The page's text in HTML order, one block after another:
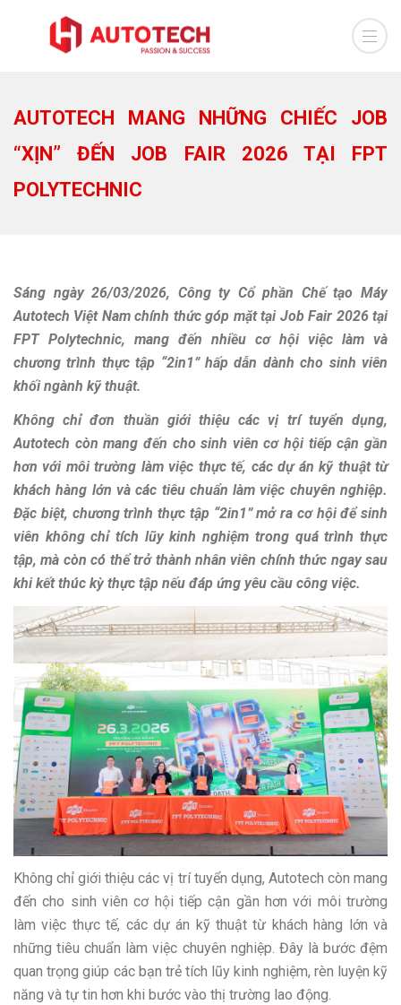
AUTOTECH MANG NHỮNG CHIẾC JOB
“XỊN” ĐẾN JOB FAIR 2026 TẠI FPT
POLYTECHNIC
Sáng ngày 26/03/2026, Công ty Cổ phần Chế tạo Máy
Autotech Việt Nam chính thức góp mặt tại Job Fair 2026 tại
FPT Polytechnic, mang đến nhiều cơ hội việc làm và
chương trình thực tập “2in1” hấp dẫn dành cho sinh viên
khối ngành kỹ thuật.
Không chỉ đơn thuần giới thiệu các vị trí tuyển dụng,
Autotech còn mang đến cho sinh viên cơ hội tiếp cận gần
hơn với môi trường làm việc thực tế, các dự án kỹ thuật từ
khách hàng lớn và các tiêu chuẩn làm việc chuyên nghiệp.
Đặc biệt, chương trình thực tập “2in1” mở ra cơ hội để sinh
viên không chỉ tích lũy kinh nghiệm trong quá trình thực
tập, mà còn có thể trở thành nhân viên chính thức ngay sau
khi kết thúc kỳ thực tập nếu đáp ứng yêu cầu công việc.
Không chỉ giới thiệu các vị trí tuyển dụng, Autotech còn mang
đến cho sinh viên cơ hội tiếp cận gần hơn với môi trường
làm việc thực tế, các dự án kỹ thuật từ khách hàng lớn và
những tiêu chuẩn làm việc chuyên nghiệp. Đây là bước đệm
quan trọng giúp các bạn trẻ tích lũy kinh nghiệm, rèn luyện kỹ
năng và tự tin hơn khi bước vào thị trường lao động.